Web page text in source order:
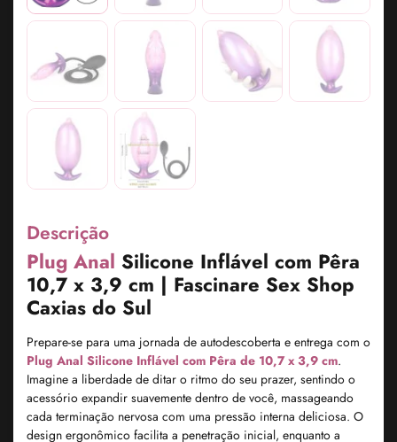
Descrição
Plug Anal Silicone Inflável com Pêra
10,7 x 3,9 cm | Fascinare Sex Shop
Caxias do Sul
Prepare-se para uma jornada de autodescoberta e entrega com o
Plug Anal Silicone Inflável com Pêra de 10,7 x 3,9 cm.
Imagine a liberdade de ditar o ritmo do seu prazer, sentindo o
acessório expandir suavemente dentro de você, massageando
cada terminação nervosa com uma pressão interna deliciosa. O
design ergonômico facilita a penetração inicial, enquanto a